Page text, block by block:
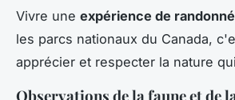
Vivre une expérience de
les parcs nationaux du Canada,
apprécier et respecter la nature
Observations de la faune et de